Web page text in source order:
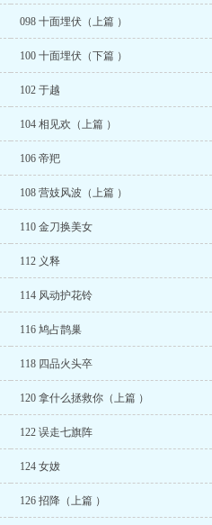
098 十面埋伏（上篇 ）
100 十面埋伏（下篇 ）
102 于越
104 相见欢（上篇 ）
106 帝羓
108 营妓风波（上篇 ）
110 金刀换美女
112 义释
114 风动护花铃
116 鸠占鹊巢
118 四品火头卒
120 拿什么拯救你（上篇 ）
122 误走七旗阵
124 女妭
126 招降（上篇 ）